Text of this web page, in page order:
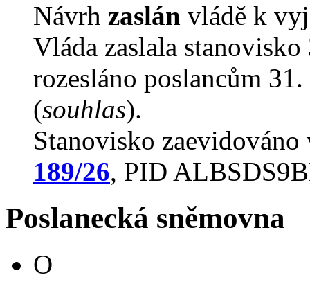
Návrh zaslán vládě k
Vláda zaslala
rozesláno poslancům
(souhlas).
Stanovisko
189/26, PID
Poslanecká sněmovna
O